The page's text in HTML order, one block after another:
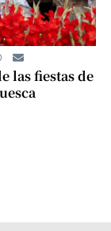
las fiestas de